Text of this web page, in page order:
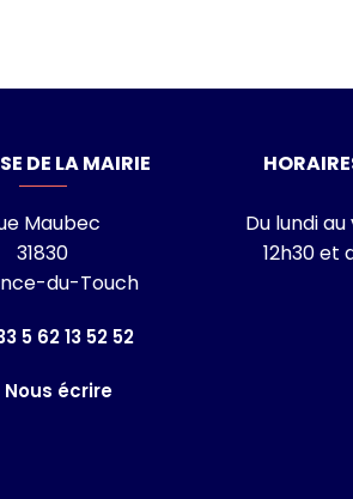
du-Touch
DE LA MAIRIE
Maubec
31830
du-Touch
5 62 13 52 52
Nous écrire
Du lundi
12h30 et